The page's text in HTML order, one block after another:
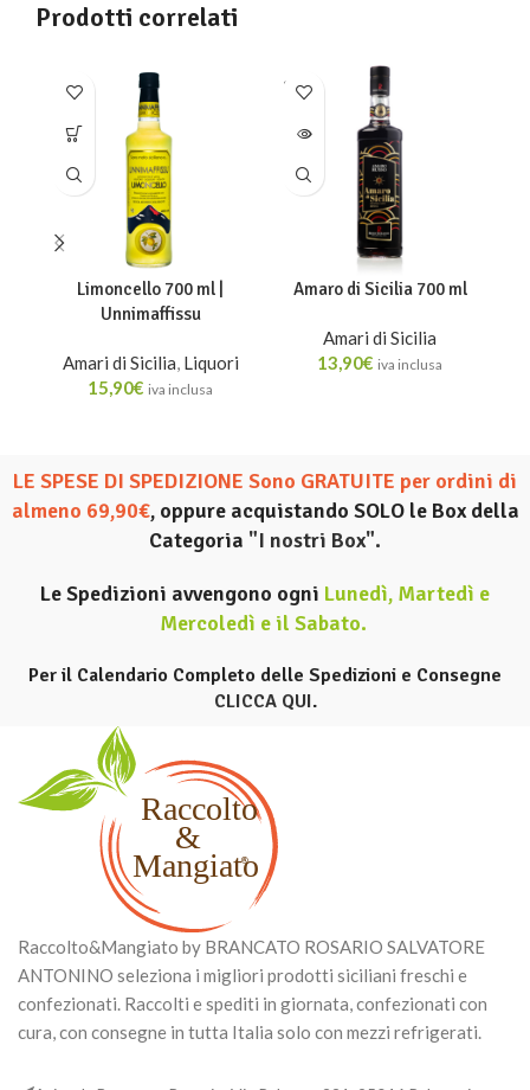
Prodotti correlati
Limoncello 700 ml |
Unnimaffissu
Amari di Sicilia, Liquori
15,90€ iva inclusa
SOLD
OUT
Amaro di Sicilia 700 ml
Amari di Sicilia
13,90€ iva inclusa
LE SPESE DI SPEDIZIONE Sono GRATUITE per ordini di
almeno 69,90€, oppure acquistando SOLO le Box della
Categoria "I nostri Box".
Le Spedizioni avvengono ogni Lunedì, Martedì e
Mercoledì e il Sabato.
Per il Calendario Completo delle Spedizioni e Consegne
CLICCA QUI.
Raccolto&Mangiato by BRANCATO ROSARIO SALVATORE
ANTONINO seleziona i migliori prodotti siciliani freschi e
confezionati. Raccolti e spediti in giornata, confezionati con
cura, con consegne in tutta Italia solo con mezzi refrigerati.